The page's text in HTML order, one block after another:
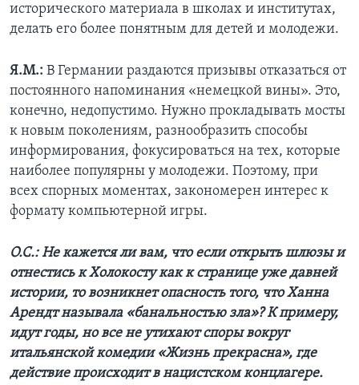
исторического материала в школах и институтах,
делать его более понятным для детей и молодежи.
Я.М.: В Германии раздаются призывы отказаться от
постоянного напоминания «немецкой вины». Это,
конечно, недопустимо. Нужно прокладывать мосты
к новым поколениям, разнообразить способы
информирования, фокусироваться на тех, которые
наиболее популярны у молодежи. Поэтому, при
всех спорных моментах, закономерен интерес к
формату компьютерной игры.
О.С.: Не кажется ли вам, что если открыть шлюзы и
отнестись к Холокосту как к странице уже давней
истории, то возникнет опасность того, что Ханна
Арендт называла «банальностью зла»? К примеру,
идут годы, но все не утихают споры вокруг
итальянской комедии «Жизнь прекрасна», где
действие происходит в нацистском концлагере.